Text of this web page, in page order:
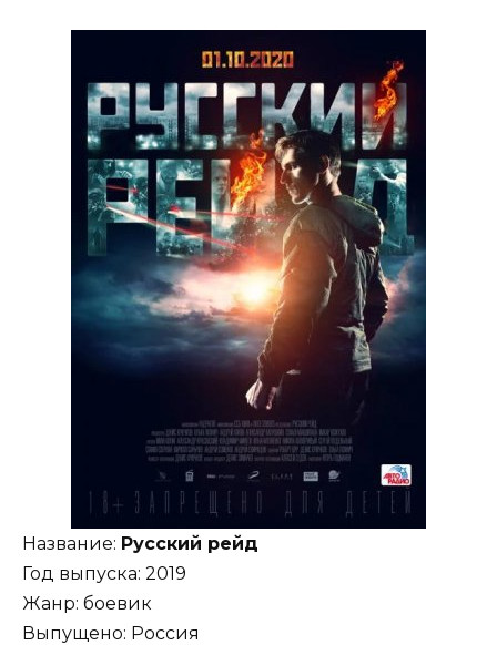
Название: Русский рейд
Год выпуска: 2019
Жанр: боевик
Выпущено: Россия